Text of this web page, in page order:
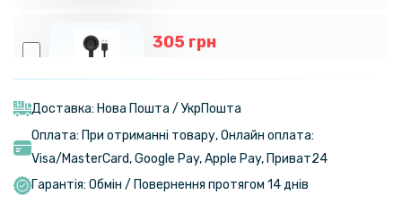
305 грн
Huawei Watch 5 / 4 / 4 Pro 2A, Black
254 грн
299 грн
Доставка: Нова Пошта / УкрПошта
Оплата: При отриманні товару, Онлайн оплата:
Visa/MasterСard, Google Pay, Apple Pay, Приват24
Гарантія: Обмін / Повернення протягом 14 днів